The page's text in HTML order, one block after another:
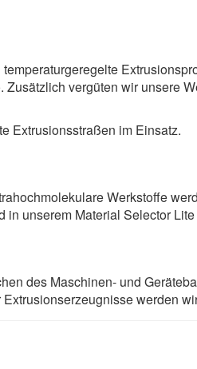
vergüten wir unsere
Extrusionsstraßen im Einsatz.
Werkstoffe
unserem Material Selector
des Maschinen- und
werden